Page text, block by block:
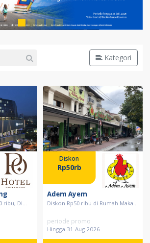
Kategori
ribu, Di...
Diskon
Rp50rb
Adem Ayem
Diskon Rp50 ribu di Rumah Maka...
periode promo
Hingga 31 Aug 2026